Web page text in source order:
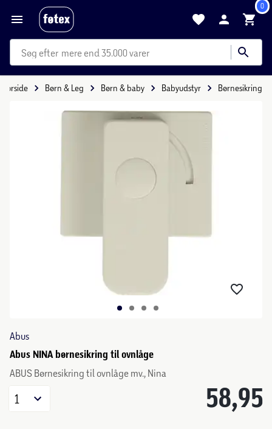
0
mere end 35.000 varer
Forside Børn & Leg Børn & baby Babyudstyr Børnesikring
Abus
Abus NINA børnesikring til ovnlåge
ABUS Børnesikring til ovnlåge mv., Nina
58,95
1